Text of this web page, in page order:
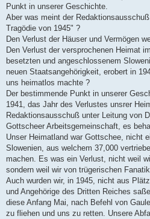
Punkt in unserer Geschichte.
Aber was meint der
Tragödie von 1945" ?
Den Verlust der Häuser und Vermögen
Den Verlust der versprochenen Heimat
besetzten und angeschlossenem
neuen Staatsangehörigkeit, erobert in
uns heimatlos machte ?
Der bestimmende Punkt in unserer
1941, das Jahr des Verlustes unsrer
Redaktionsausschuß unter Leitung von
Gottscheer Arbeitsgemeinschaft, es
Unser Heimatland war Gottschee, nicht
Slowenien, aus welchem 37,000
machen. Es was ein Verlust, nicht weil
sondern weil wir von trügerischen
Auch wurden wir, in 1945, nicht aus
und Angehörige des Dritten Reiches
diese Anfang Mai, nach Befehl von
zu fliehen und uns zu retten. Unsere